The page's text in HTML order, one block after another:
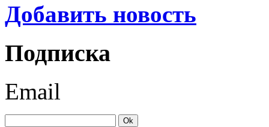
Добавить новость
Подписка
Email